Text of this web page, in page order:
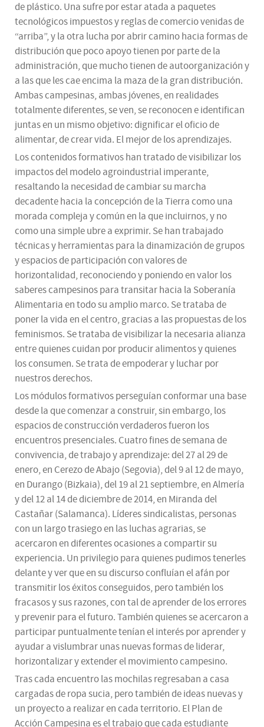
de plástico. Una sufre por estar atada a paquetes
tecnológicos impuestos y reglas de comercio venidas de
“arriba”, y la otra lucha por abrir camino hacia formas de
distribución que poco apoyo tienen por parte de la
administración, que mucho tienen de autoorganización y
a las que les cae encima la maza de la gran distribución.
Ambas campesinas, ambas jóvenes, en realidades
totalmente diferentes, se ven, se reconocen e identifican
juntas en un mismo objetivo: dignificar el oficio de
alimentar, de crear vida. El mejor de los aprendizajes.
Los contenidos formativos han tratado de visibilizar los
impactos del modelo agroindustrial imperante,
resaltando la necesidad de cambiar su marcha
decadente hacia la concepción de la Tierra como una
morada compleja y común en la que incluirnos, y no
como una simple ubre a exprimir. Se han trabajado
técnicas y herramientas para la dinamización de grupos
y espacios de participación con valores de
horizontalidad, reconociendo y poniendo en valor los
saberes campesinos para transitar hacia la Soberanía
Alimentaria en todo su amplio marco. Se trataba de
poner la vida en el centro, gracias a las propuestas de los
feminismos. Se trataba de visibilizar la necesaria alianza
entre quienes cuidan por producir alimentos y quienes
los consumen. Se trata de empoderar y luchar por
nuestros derechos.
Los módulos formativos perseguían conformar una base
desde la que comenzar a construir, sin embargo, los
espacios de construcción verdaderos fueron los
encuentros presenciales. Cuatro fines de semana de
convivencia, de trabajo y aprendizaje: del 27 al 29 de
enero, en Cerezo de Abajo (Segovia), del 9 al 12 de mayo,
en Durango (Bizkaia), del 19 al 21 septiembre, en Almería
y del 12 al 14 de diciembre de 2014, en Miranda del
Castañar (Salamanca). Líderes sindicalistas, personas
con un largo trasiego en las luchas agrarias, se
acercaron en diferentes ocasiones a compartir su
experiencia. Un privilegio para quienes pudimos tenerles
delante y ver que en su discurso confluían el afán por
transmitir los éxitos conseguidos, pero también los
fracasos y sus razones, con tal de aprender de los errores
y prevenir para el futuro. También quienes se acercaron a
participar puntualmente tenían el interés por aprender y
ayudar a vislumbrar unas nuevas formas de liderar,
horizontalizar y extender el movimiento campesino.
Tras cada encuentro las mochilas regresaban a casa
cargadas de ropa sucia, pero también de ideas nuevas y
un proyecto a realizar en cada territorio. El Plan de
Acción Campesina es el trabajo que cada estudiante